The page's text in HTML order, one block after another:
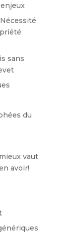
sans
du
vaut
avoir!